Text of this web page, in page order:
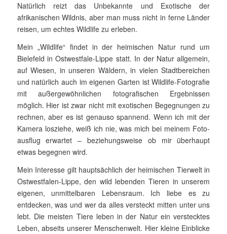
Natürlich reizt das Unbekannte und Exotische der
afrikanischen Wildnis, aber man muss nicht in ferne Länder
reisen, um echtes Wildlife zu erleben.
Mein „Wildlife“ findet in der heimischen Natur rund um
Bielefeld in Ostwestfale-Lippe statt. In der Natur allgemein,
auf Wiesen, in un­seren Wäldern, in vielen Stadtbereichen
und natürlich auch im eigenen Garten ist Wildlife-Fotografie
mit außerge­wöhn­lichen foto­grafischen Ergebnissen
möglich. Hier ist zwar nicht mit exotischen Begegnungen zu
rechnen, aber es ist genauso spannend. Wenn ich mit der
Kamera losziehe, weiß ich nie, was mich bei meinem Foto­
ausflug erwartet – beziehungsweise ob mir überhaupt
etwas begeg­nen wird.
Mein Interesse gilt hauptsächlich der heimischen Tierwelt in
Ost­west­falen-Lippe, den wild lebenden Tieren in unserem
eigenen, un­mittelbaren Le­bens­raum. Ich liebe es zu
entdecken, was und wer da alles versteckt mitten unter uns
lebt. Die meisten Tiere leben in der Natur ein ver­stecktes
Leben, abseits unserer Menschenwelt. Hier kleine Einblicke